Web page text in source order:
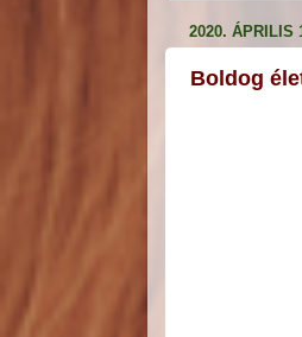
2020. ÁPRILIS
Boldog